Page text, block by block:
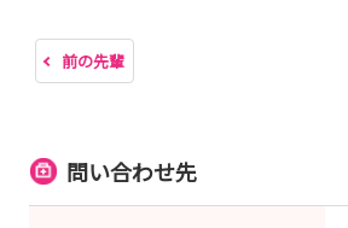
前の先輩
問い合わせ先